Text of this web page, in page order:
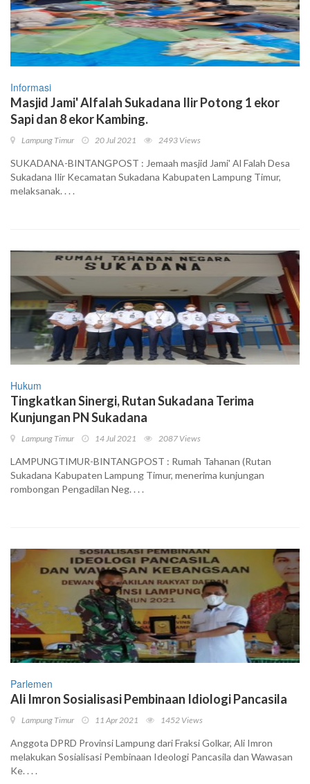
Informasi
Masjid Jami' Alfalah Sukadana Ilir Potong 1 ekor
Sapi dan 8 ekor Kambing.
Lampung Timur 20 Jul 2021 2493 Views
SUKADANA-BINTANGPOST : Jemaah masjid Jami' Al Falah Desa
Sukadana Ilir Kecamatan Sukadana Kabupaten Lampung Timur,
melaksanak. . . .
Hukum
Tingkatkan Sinergi, Rutan Sukadana Terima
Kunjungan PN Sukadana
Lampung Timur 14 Jul 2021 2087 Views
LAMPUNGTIMUR-BINTANGPOST : Rumah Tahanan (Rutan
Sukadana Kabupaten Lampung Timur, menerima kunjungan
rombongan Pengadilan Neg. . . .
Parlemen
Ali Imron Sosialisasi Pembinaan Idiologi Pancasila
Lampung Timur 11 Apr 2021 1452 Views
Anggota DPRD Provinsi Lampung dari Fraksi Golkar, Ali Imron
melakukan Sosialisasi Pembinaan Ideologi Pancasila dan Wawasan
Ke. . . .